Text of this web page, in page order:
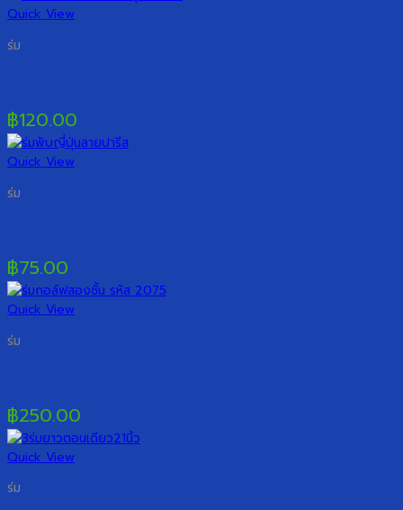
Quick View
ร่ม
฿120.00
Quick View
ร่ม
฿75.00
Quick View
ร่ม
฿250.00
Quick View
ร่ม